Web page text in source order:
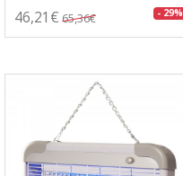
46,21€ 65,36€ - 29%